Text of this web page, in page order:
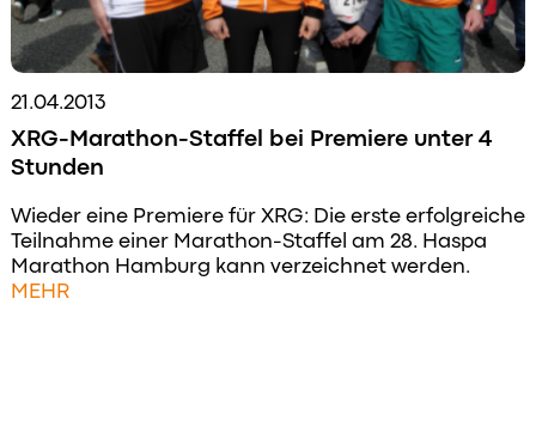
21.04.2013
XRG-Marathon-Staffel bei Premiere unter 4
Stunden
Wieder eine Premiere für XRG: Die erste erfolgreiche
Teilnahme einer Marathon-Staffel am 28. Haspa
Marathon Hamburg kann verzeichnet werden.
MEHR